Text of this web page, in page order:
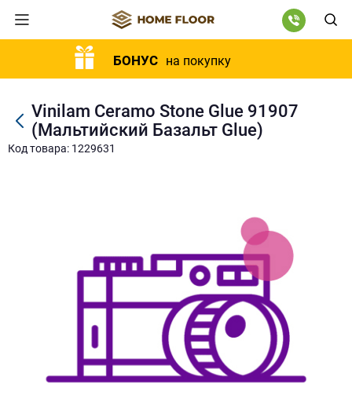
БОНУС на покупку
Vinilam Ceramo Stone Glue 91907
(Мальтийский Базальт Glue)
Код товара: 1229631